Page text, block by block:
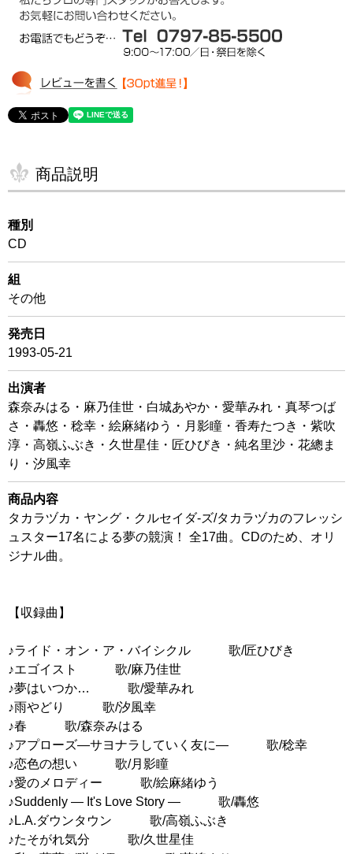
商品説明
種別
CD
組
その他
発売日
1993-05-21
出演者
森奈みはる・麻乃佳世・白城あやか・愛華みれ・真琴つば
さ・轟悠・稔幸・絵麻緒ゆう・月影瞳・香寿たつき・紫吹
淳・高嶺ふぶき・久世星佳・匠ひびき・純名里沙・花總ま
り・汐風幸
商品内容
タカラヅカ・ヤング・クルセイダ-ズ/タカラヅカのフレッシ
ュスター17名による夢の競演！ 全17曲。CDのため、オリ
ジナル曲。
【収録曲】
♪ライド・オン・ア・バイシクル 歌/匠ひびき
♪エゴイスト 歌/麻乃佳世
♪夢はいつか… 歌/愛華みれ
♪雨やどり 歌/汐風幸
♪春 歌/森奈みはる
♪アプローズ―サヨナラしていく友に― 歌/稔幸
♪恋色の想い 歌/月影瞳
♪愛のメロディー 歌/絵麻緒ゆう
♪Suddenly ― It's Love Story ― 歌/轟悠
♪L.A.ダウンタウン 歌/高嶺ふぶき
♪たそがれ気分 歌/久世星佳